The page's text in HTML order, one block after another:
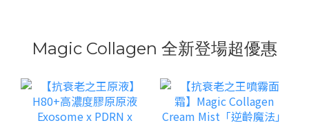
Magic Collagen 全新登場超優惠